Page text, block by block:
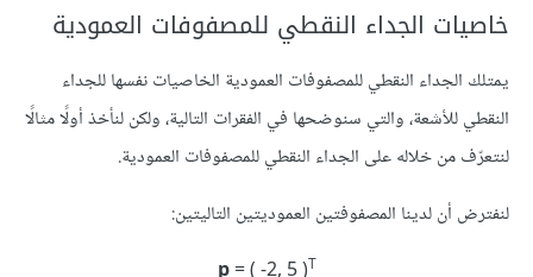
خاصيات الجداء النقطي للمصفوفات العمودية
يمتلك الجداء النقطي للمصفوفات العمودية الخاصيات نفسها للجداء
النقطي للأشعة، والتي سنوضحها في الفقرات التالية، ولكن لنأخذ أولًا مثالًا
لنتعرّف من خلاله على الجداء النقطي للمصفوفات العمودية.
لنفترض أن لدينا المصفوفتين العموديتين التاليتين:
T